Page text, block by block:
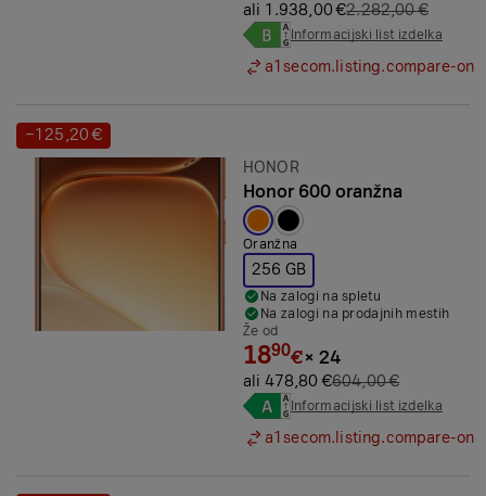
ali 1.938,00 €2.282,00 €
Informacijski list izdelka
a1secom.listing.compare-on
Prihranek:
−125,20 €
Znamka:
HONOR
Honor 600 oranžna
Izbrana barva:
Oranžna
256 GB
Na zalogi na spletu
Na zalogi na prodajnih mestih
Že od
1890€× 24
ali 478,80 €604,00 €
Informacijski list izdelka
a1secom.listing.compare-on